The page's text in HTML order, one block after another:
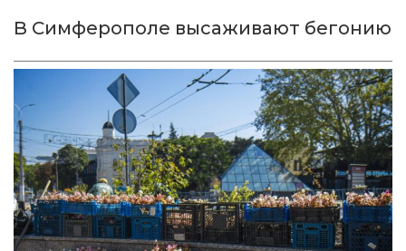
В Симферополе высаживают бегонию